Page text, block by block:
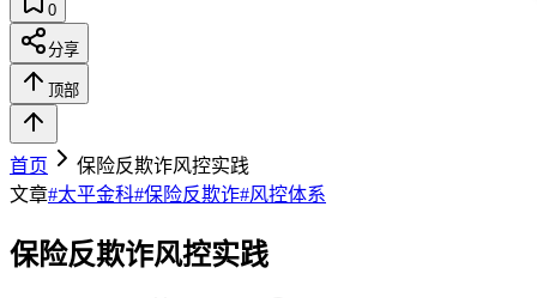
0
分享
顶部
首页
保险反欺诈风控实践
文章#太平金科#保险反欺诈#风控体系
保险反欺诈风控实践